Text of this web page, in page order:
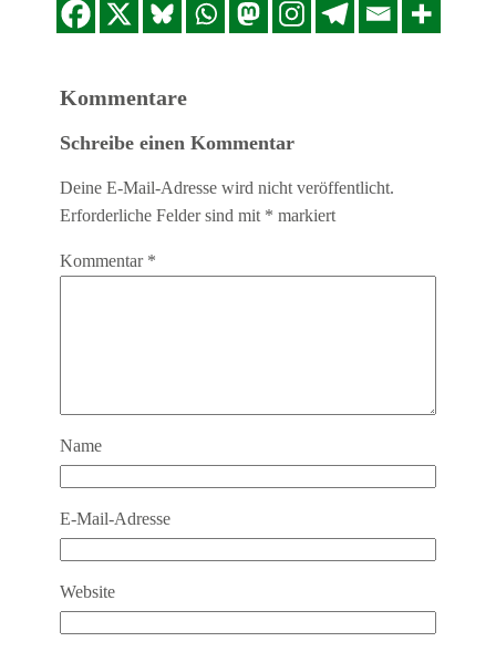
Kommentare
Schreibe einen Kommentar
Deine E-Mail-Adresse wird nicht veröffentlicht.
Erforderliche Felder sind mit * markiert
Kommentar *
Name
E-Mail-Adresse
Website